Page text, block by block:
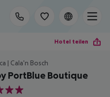
Hotel teilen
| Cala'n Bosch
PortBlue Boutique